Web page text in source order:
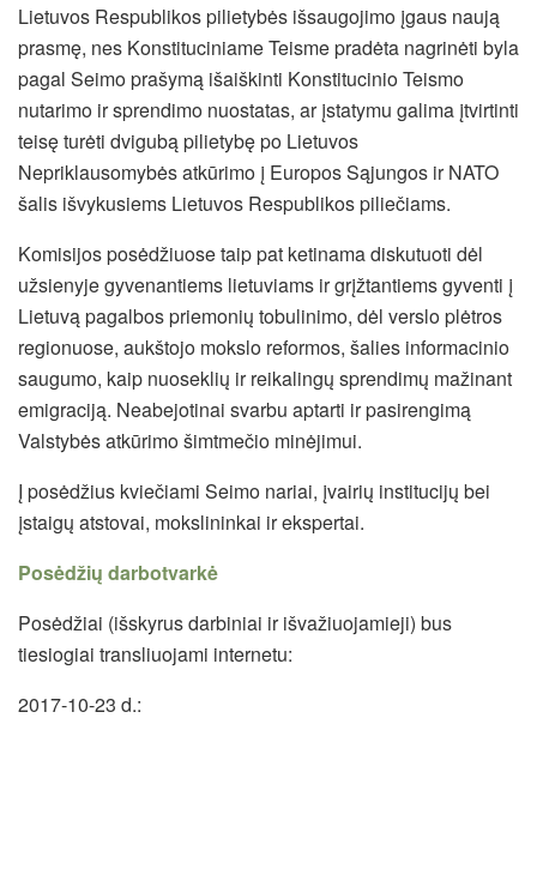
Lietuvos Respublikos pilietybės išsaugojimo įgaus naują
prasmę, nes Konstituciniame Teisme pradėta nagrinėti byla
pagal Seimo prašymą išaiškinti Konstitucinio Teismo
nutarimo ir sprendimo nuostatas, ar įstatymu galima įtvirtinti
teisę turėti dvigubą pilietybę po Lietuvos
Nepriklausomybės atkūrimo į Europos Sąjungos ir NATO
šalis išvykusiems Lietuvos Respublikos piliečiams.
Komisijos posėdžiuose taip pat ketinama diskutuoti dėl
užsienyje gyvenantiems lietuviams ir grįžtantiems gyventi į
Lietuvą pagalbos priemonių tobulinimo, dėl verslo plėtros
regionuose, aukštojo mokslo reformos, šalies informacinio
saugumo, kaip nuoseklių ir reikalingų sprendimų mažinant
emigraciją. Neabejotinai svarbu aptarti ir pasirengimą
Valstybės atkūrimo šimtmečio minėjimui.
Į posėdžius kviečiami Seimo nariai, įvairių institucijų bei
įstaigų atstovai, mokslininkai ir ekspertai.
Posėdžių darbotvarkė
Posėdžiai (išskyrus darbiniai ir išvažiuojamieji) bus
tiesiogiai transliuojami internetu:
2017-10-23 d.: